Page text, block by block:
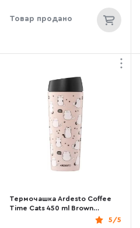
Товар продано
Термочашка Ardesto Coffee
Time Cats 450 ml Brown
5/5